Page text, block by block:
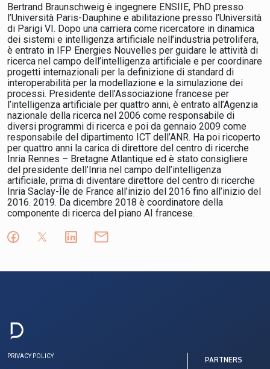
Bertrand Braunschweig è ingegnere ENSIIE, PhD presso
l’Università Paris-Dauphine e abilitazione presso l’Università
di Parigi VI. Dopo una carriera come ricercatore in dinamica
dei sistemi e intelligenza artificiale nell’industria petrolifera,
è entrato in IFP Energies Nouvelles per guidare le attività di
ricerca nel campo dell’intelligenza artificiale e per coordinare
progetti internazionali per la definizione di standard di
interoperabilità per la modellazione e la simulazione dei
processi. Presidente dell’Associazione francese per
l’intelligenza artificiale per quattro anni, è entrato all’Agenzia
nazionale della ricerca nel 2006 come responsabile di
diversi programmi di ricerca e poi da gennaio 2009 come
responsabile del dipartimento ICT dell’ANR. Ha poi ricoperto
per quattro anni la carica di direttore del centro di ricerche
Inria Rennes – Bretagne Atlantique ed è stato consigliere
del presidente dell’Inria nel campo dell’intelligenza
artificiale, prima di diventare direttore del centro di ricerche
Inria Saclay-Île de France all’inizio del 2016 fino all’inizio del
2016. 2019. Da dicembre 2018 è coordinatore della
componente di ricerca del piano AI francese.
PRIVACY POLICY
PARTNERS